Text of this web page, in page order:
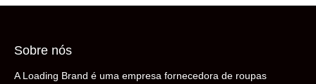
Sobre nós
A Loading Brand é uma empresa fornecedora de roupas